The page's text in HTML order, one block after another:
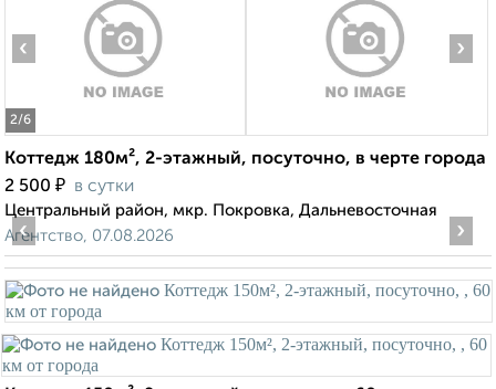
2/6
‹ ›
Коттедж 180м², 2-этажный, посуточно, в черте города
2 500 ₽ в сутки
Центральный район, мкр. Покровка, Дальневосточная
Агентство, 07.08.2026
‹ ›